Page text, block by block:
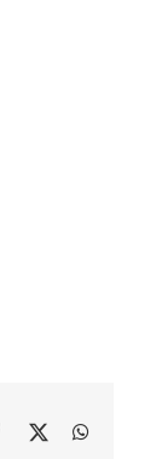
Facebook
X WhatsApp